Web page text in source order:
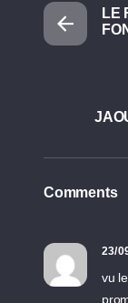
LE
Comments
23/
vu